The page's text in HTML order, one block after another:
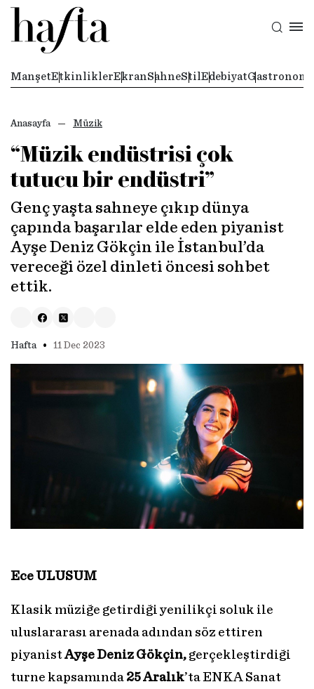
ManşetEtkinliklerEkranSahneStil EdebiyatGastronomi
Anasayfa Müzik
“Müzik endüstrisi çok
tutucu bir endüstri”
Genç yaşta sahneye çıkıp dünya
çapında başarılar elde eden piyanist
Ayşe Deniz Gökçin ile İstanbul’da
vereceği özel dinleti öncesi sohbet
ettik.
Hafta • 11 Dec 2023
Ece ULUSUM
Klasik müziğe getirdiği yenilikçi soluk ile
uluslararası arenada adından söz ettiren
piyanistAyşe Deniz Gökçin, gerçekleştirdiği
turne kapsamında 25 Aralık’ta ENKA Sanat